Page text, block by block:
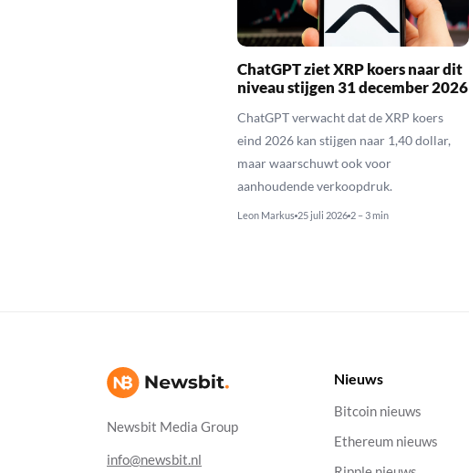
ChatGPT ziet XRP koers naar dit
niveau stijgen 31 december 2026
ChatGPT verwacht dat de XRP koers
eind 2026 kan stijgen naar 1,40 dollar,
maar waarschuwt ook voor
aanhoudende verkoopdruk.
Leon Markus 25 juli 2026 2 – 3 min
Newsbit Media Group
info@newsbit.nl
Nieuws
Bitcoin nieuws
Ethereum nieuws